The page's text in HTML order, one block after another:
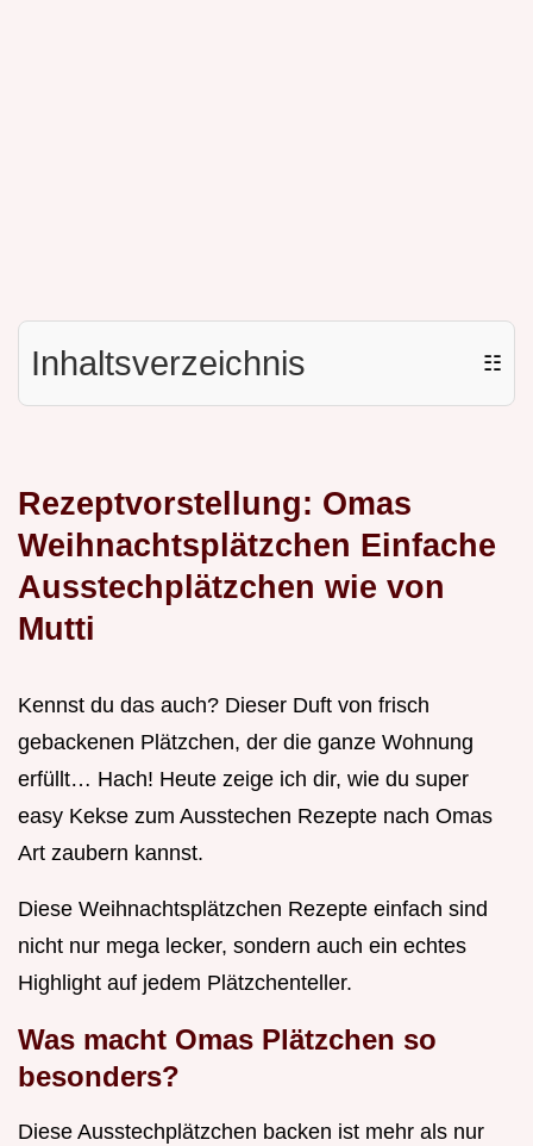
Inhaltsverzeichnis ☷
Rezeptvorstellung: Omas
Weihnachtsplätzchen Einfache
Ausstechplätzchen wie von
Mutti
Kennst du das auch? Dieser Duft von frisch
gebackenen Plätzchen, der die ganze Wohnung
erfüllt… Hach! Heute zeige ich dir, wie du super
easy Kekse zum Ausstechen Rezepte nach Omas
Art zaubern kannst.
Diese Weihnachtsplätzchen Rezepte einfach sind
nicht nur mega lecker, sondern auch ein echtes
Highlight auf jedem Plätzchenteller.
Was macht Omas Plätzchen so
besonders?
Diese Ausstechplätzchen backen ist mehr als nur